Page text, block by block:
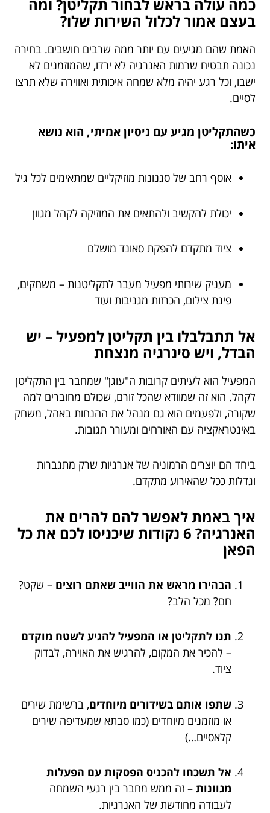
כמה עולה בראש לבחור תקליטן? ומה
בעצם אמור לכלול השירות שלו?
האמת שהם מגיעים עם יותר ממה שרבים חושבים. בחירה
נכונה תבטיח שרמות האנרגיה לא ירדו, שהמוזמנים לא
ישבו, וכל רגע יהיה מלא שמחה איכותית ואווירה שלא תרצו
לסיים.
כשהתקליטן מגיע עם ניסיון אמיתי, הוא נושא
איתו:
אוסף רחב של סגנונות מוזיקליים שמתאימים לכל גיל
יכולת להקשיב ולהתאים את המוזיקה לקהל מגוון
ציוד מתקדם להפקת סאונד מושלם
מעניק שירותי מפעיל מעבר לתקליטנות – משחקים,
פינת צילום, הכרזות מגניבות ועוד
אל תתבלבלו בין תקליטן למפעיל – יש
הבדל, ויש סינרגיה מנצחת
המפעיל הוא לעיתים קרובות ה"עוגן" שמחבר בין התקליטן
לקהל. הוא זה שמוודא שהכל זורם, שכולם מחוברים למה
שקורה, ולפעמים הוא גם מנהל את ההנחות באהל, משחק
באינטראקציה עם האורחים ומעורר תגובות.
ביחד הם יוצרים הרמוניה של אנרגיות שרק מתגברות
וגדלות ככל שהאירוע מתקדם.
איך באמת לאפשר להם להרים את
האנרגיה? 6 נקודות שיכניסו לכם את כל
הפאן
הבהירו מראש את הווייב שאתם רוצים – שקט?
חם? מכל הלב?
תנו לתקליטן או המפעיל להגיע לשטח מוקדם
– להכיר את המקום, להרגיש את האוירה, לבדוק
ציוד.
שתפו אותם בשידורים מיוחדים, ברשימת שירים
או מוזמנים מיוחדים (כמו סבתא שמעדיפה שירים
קלאסיים…)
אל תשכחו להכניס הפסקות עם הפעלות
מגוונות – זה ממש מחבר בין רגעי השמחה
לעבודה מחודשת של האנרגיות.